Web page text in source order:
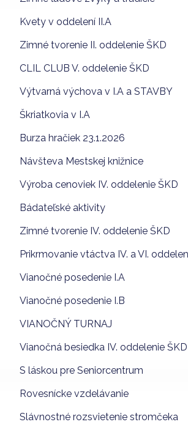
Kvety v oddelení II.A
Zimné tvorenie II. oddelenie ŠKD
CLIL CLUB V. oddelenie ŠKD
Výtvarná výchova v I.A a STAVBY
Škriatkovia v I.A
Burza hračiek 23.1.2026
Návšteva Mestskej knižnice
Výroba cenoviek IV. oddelenie ŠKD
Bádateľské aktivity
Zimné tvorenie IV. oddelenie ŠKD
Prikrmovanie vtáctva IV. a VI.
Vianočné posedenie I.A
Vianočné posedenie I.B
VIANOČNÝ TURNAJ
Vianočná besiedka IV. oddelenie ŠKD
S láskou pre Seniorcentrum
Rovesnícke vzdelávanie
Slávnostné rozsvietenie stromčeka